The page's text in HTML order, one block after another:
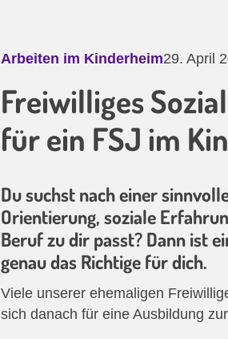
Arbeiten im Kinderheim29. April
Freiwilliges
für ein FSJ im
Du suchst nach einer
Orientierung, soziale
Beruf zu dir passt? Dann ist
genau das Richtige für dich.
Viele unserer ehemaligen
sich danach für eine Ausbildung